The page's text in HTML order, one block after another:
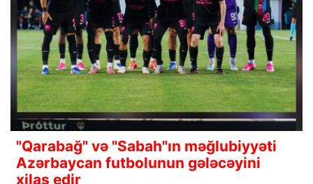
"Qarabağ" və "Sabah"ın məğlubiyyəti
Azərbaycan futbolunun gələcəyini
xilas edir